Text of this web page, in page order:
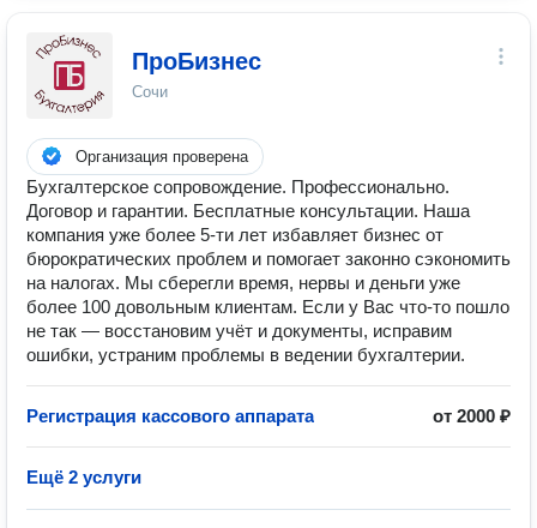
ПроБизнес
Сочи
Организация проверена
Бухгалтерское сопровождение. Профессионально.
Договор и гарантии. Бесплатные консультации. Наша
компания уже более 5-ти лет избавляет бизнес от
бюрократических проблем и помогает законно сэкономить
на налогах. Мы сберегли время, нервы и деньги уже
более 100 довольным клиентам. Если у Вас что-то пошло
не так — восстановим учёт и документы, исправим
ошибки, устраним проблемы в ведении бухгалтерии.
Регистрация кассового аппарата от 2000 ₽
Ещё 2 услуги